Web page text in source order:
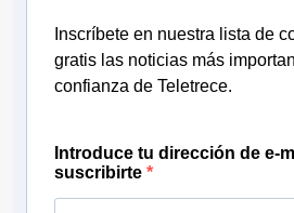
Inscríbete en nuestra lista de
gratis las noticias más
confianza de Teletrece.
Introduce tu dirección de e-
suscribirte